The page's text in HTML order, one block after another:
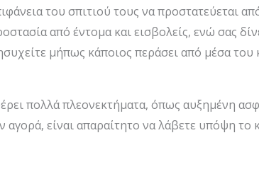
του σπιτιού τους να προστατεύεται
από έντομα και εισβολείς, ενώ σας
μήπως κάποιος περάσει από μέσα του
πολλά πλεονεκτήματα, όπως αυξημένη
αγορά, είναι απαραίτητο να λάβετε υπόψη το